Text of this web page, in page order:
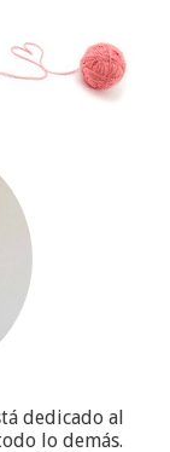
dedicado al
lo demás.